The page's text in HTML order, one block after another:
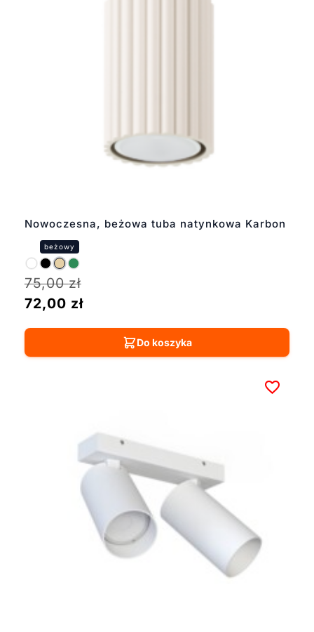
Nowoczesna, beżowa tuba natynkowa Karbon
75,00zł
72,00 zł
Do koszyka